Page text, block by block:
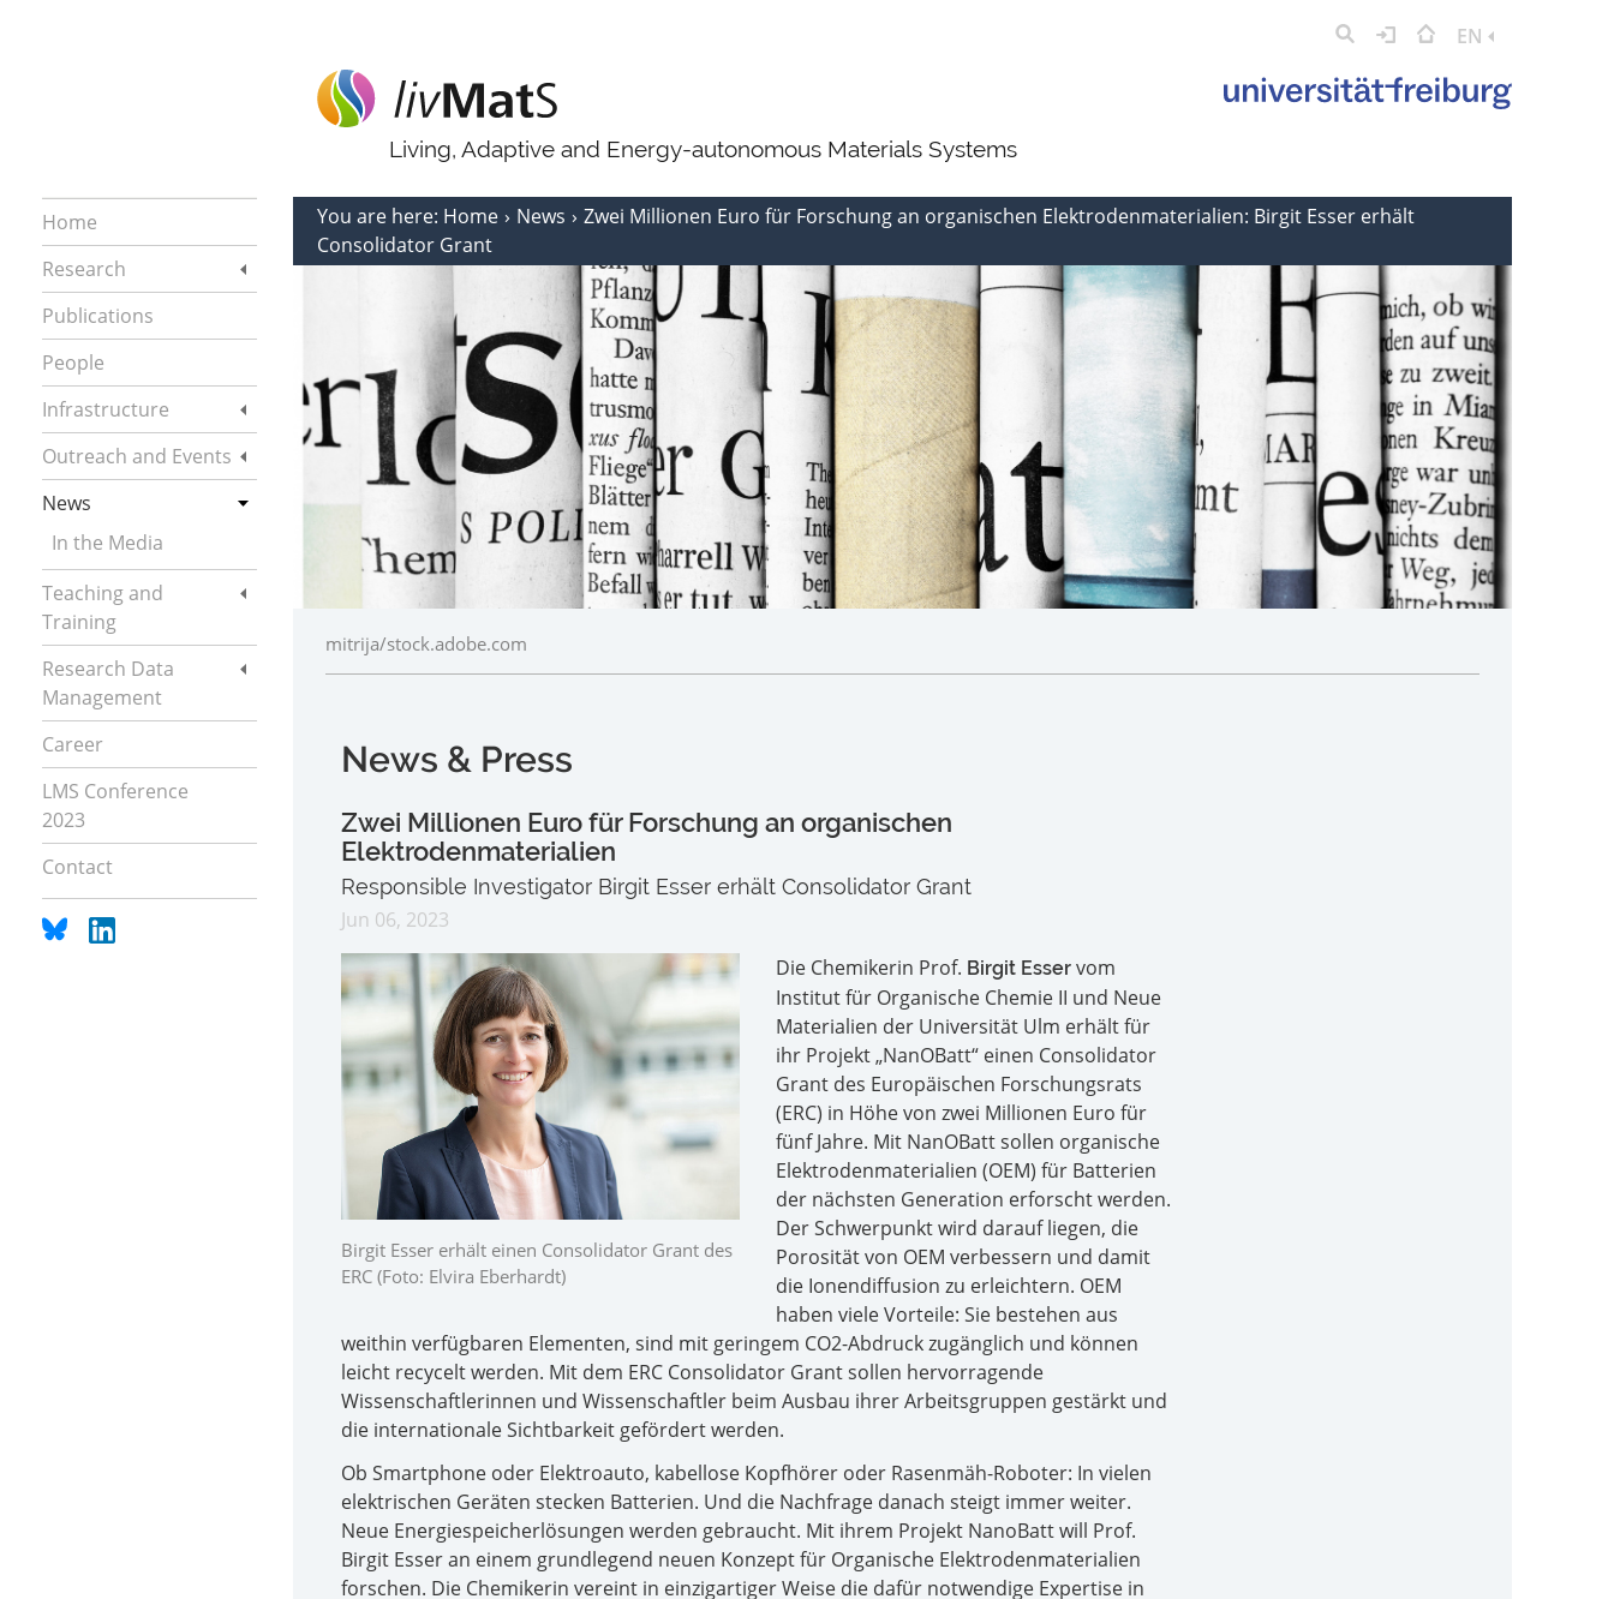
EN
Living, Adaptive and Energy-autonomous Materials Systems
Home
Research
Publications
People
Infrastructure
Outreach and Events
News
In the Media
Teaching and
Training
Research Data
Management
Career
LMS Conference
2023
Contact
You are here: Home News
Zwei Millionen Euro für Forschung an organischen Elektrodenmaterialien: Birgit Esser erhält
Consolidator Grant
mitrija/stock.adobe.com
News & Press
Zwei Millionen Euro für Forschung an organischen
Elektrodenmaterialien
Responsible Investigator Birgit Esser erhält Consolidator Grant
Jun 06, 2023
Birgit Esser erhält einen Consolidator Grant des
ERC (Foto: Elvira Eberhardt)
Die Chemikerin Prof. Birgit Esservom
Institut für Organische Chemie II und Neue
Materialien der Universität Ulm erhält für
ihr Projekt „NanOBatt“ einen Consolidator
Grant des Europäischen Forschungsrats
(ERC) in Höhe von zwei Millionen Euro für
fünf Jahre. Mit NanOBatt sollen organische
Elektrodenmaterialien (OEM) für Batterien
der nächsten Generation erforscht werden.
Der Schwerpunkt wird darauf liegen, die
Porosität von OEM verbessern und damit
die Ionendiffusion zu erleichtern. OEM
haben viele Vorteile: Sie bestehen aus
weithin verfügbaren Elementen, sind mit geringem CO2-Abdruck zugänglich und können
leicht recycelt werden. Mit dem ERC Consolidator Grant sollen hervorragende
Wissenschaftlerinnen und Wissenschaftler beim Ausbau ihrer Arbeitsgruppen gestärkt und
die internationale Sichtbarkeit gefördert werden.
Ob Smartphone oder Elektroauto, kabellose Kopfhörer oder Rasenmäh-Roboter: In vielen
elektrischen Geräten stecken Batterien. Und die Nachfrage danach steigt immer weiter.
Neue Energiespeicherlösungen werden gebraucht. Mit ihrem Projekt NanoBatt will Prof.
Birgit Esser an einem grundlegend neuen Konzept für Organische Elektrodenmaterialien
forschen. Die Chemikerin vereint in einzigartiger Weise die dafür notwendige Expertise in